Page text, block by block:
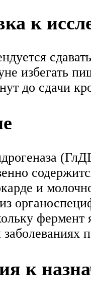
к
избегать
до сдачи
и
фермент
к